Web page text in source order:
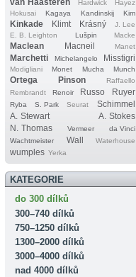
van Haasteren
Hardwick
Hayez
Hokusai
Kagaya Kandinskij Kim
Kinkade Klimt Krásný
J. Lee
E. B. Leighton
Lušpin Macke
Maclean Macneil Manet
Marchetti Michelangelo Misstigri
Modigliani Monet Mucha Munch
Ortega Pinson
Raffaello
Rembrandt
Renoir Russo Ruyer
Ryba S. Park Seurat
Schimmel
A. Stewart
A. Stokes
N. Thomas
Vermeer
da Vinci
Wachtmeister
Wall Waterhouse
wumples Yerka
KATEGORIE
do 300 dílků
300–740 dílků
750–1250 dílků
1300–2000 dílků
3000–4000 dílků
nad 4000 dílků